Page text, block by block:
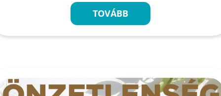
TOVÁBB